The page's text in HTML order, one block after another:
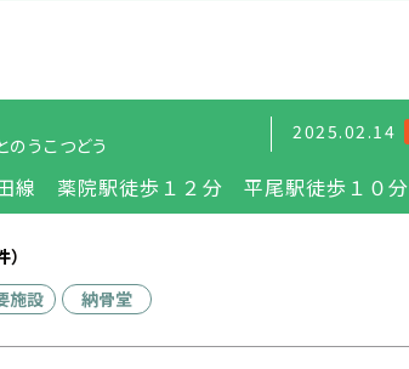
うこつどう
2025.02.14
線 薬院駅徒歩１２分 平尾駅徒歩１０分
施設 納骨堂